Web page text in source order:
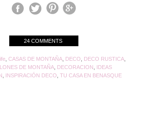
24 COMMENTS
,CASAS DE MONTAÑA DECO DECO RUSTICA
DE MONTAÑA, DECORACION
IDEAS
INSPIRACIÓN DECO TU CASA EN BENASQUE